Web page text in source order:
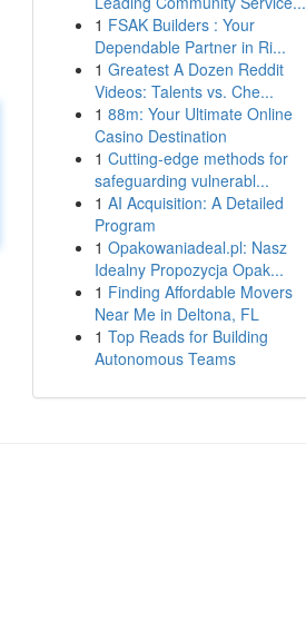
1 FSAK Builders : Your
Dependable Partner in Ri...
1 Greatest A Dozen Reddit
Videos: Talents vs. Che...
1 88m: Your Ultimate Online
Casino Destination
1 Cutting-edge methods for
safeguarding vulnerabl...
1 AI Acquisition: A Detailed
Program
1 Opakowaniadeal.pl: Nasz
Idealny Propozycja Opak...
1 Finding Affordable Movers
Near Me in Deltona, FL
1 Top Reads for Building
Autonomous Teams